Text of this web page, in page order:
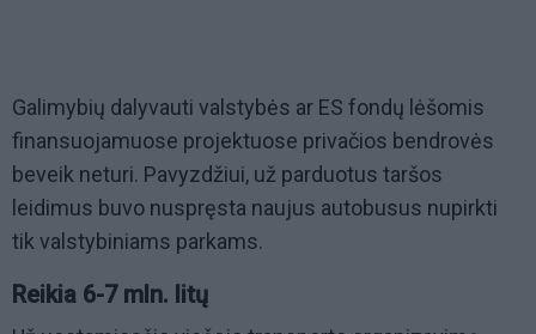
Galimybių dalyvauti valstybės ar ES fondų lėšomis
finansuojamuose projektuose privačios bendrovės
beveik neturi. Pavyzdžiui, už parduotus taršos
leidimus buvo nuspręsta naujus autobusus nupirkti
tik valstybiniams parkams.
Reikia 6-7 mln. litų